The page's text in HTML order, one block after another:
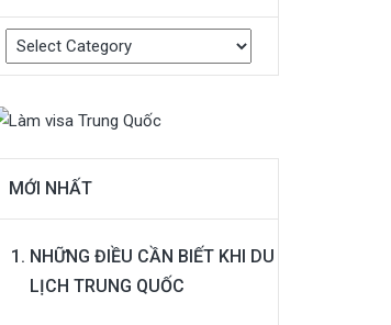
Categories
MỚI NHẤT
NHỮNG ĐIỀU CẦN BIẾT KHI DU
LỊCH TRUNG QUỐC